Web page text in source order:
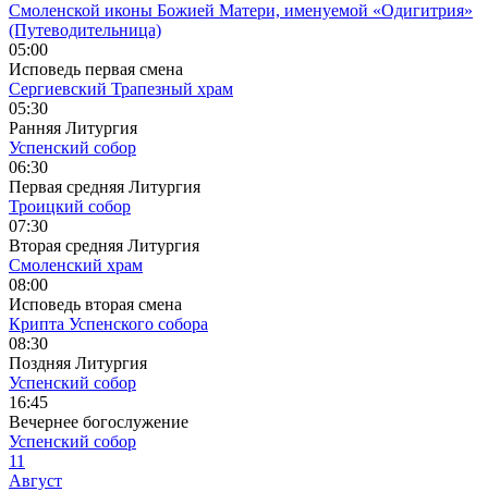
Смоленской иконы Божией Матери, именуемой «Одигитрия»
(Путеводительница)
05:00
Исповедь первая смена
Сергиевский Трапезный храм
05:30
Ранняя Литургия
Успенский собор
06:30
Первая средняя Литургия
Троицкий собор
07:30
Вторая средняя Литургия
Смоленский храм
08:00
Исповедь вторая смена
Крипта Успенского собора
08:30
Поздняя Литургия
Успенский собор
16:45
Вечернее богослужение
Успенский собор
11
Август